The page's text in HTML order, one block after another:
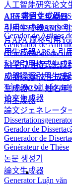
人工智能研究论文
AI研究論文生成器
AI-
Gerador de Artigos
Generador de
Générateur de
AI 연구 논문 생성기
AI 研究論文生成器
Trình tạo bài báo
论文生成器
論文ジェネレータ
Gerador de
Generador de
Générateur de Thèse
논문 생성기
論文生成器
Generator Luận văn
APA 書目生成器
引用生成器AMS
片APA 風格引用
用生成器APSA 引
科學引用格式生成
成器資源引用生成
生成器CSE 姓名年
用生成器